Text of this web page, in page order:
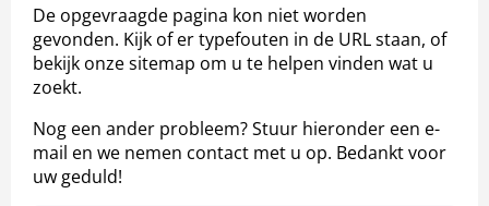
De opgevraagde pagina kon niet worden
gevonden. Kijk of er typefouten in de URL staan, of
bekijk onze sitemap om u te helpen vinden wat u
zoekt.
Nog een ander probleem? Stuur hieronder een e-
mail en we nemen contact met u op. Bedankt voor
uw geduld!